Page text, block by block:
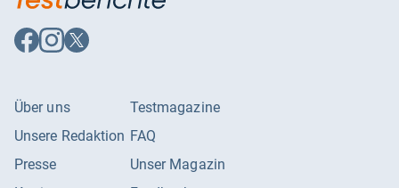
Auf
Facebook
Auf
Instagram
Auf
X
Über uns
Unsere Redaktion
Presse
Testmagazine
FAQ
Unser Magazin